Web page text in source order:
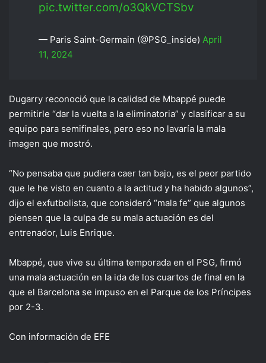
pic.twitter.com/o3QkVCTSbv
— Paris Saint-Germain (@PSG_inside) April
11, 2024
Dugarry reconoció que la calidad de Mbappé puede
permitirle “dar la vuelta a la eliminatoria” y clasificar a su
equipo para semifinales, pero eso no lavaría la mala
imagen que mostró.
“No pensaba que pudiera caer tan bajo, es el peor partido
que le he visto en cuanto a la actitud y ha habido algunos”,
dijo el exfutbolista, que consideró “mala fe” que algunos
piensen que la culpa de su mala actuación es del
entrenador, Luis Enrique.
Mbappé, que vive su última temporada en el PSG, firmó
una mala actuación en la ida de los cuartos de final en la
que el Barcelona se impuso en el Parque de los Príncipes
por 2-3.
Con información de EFE